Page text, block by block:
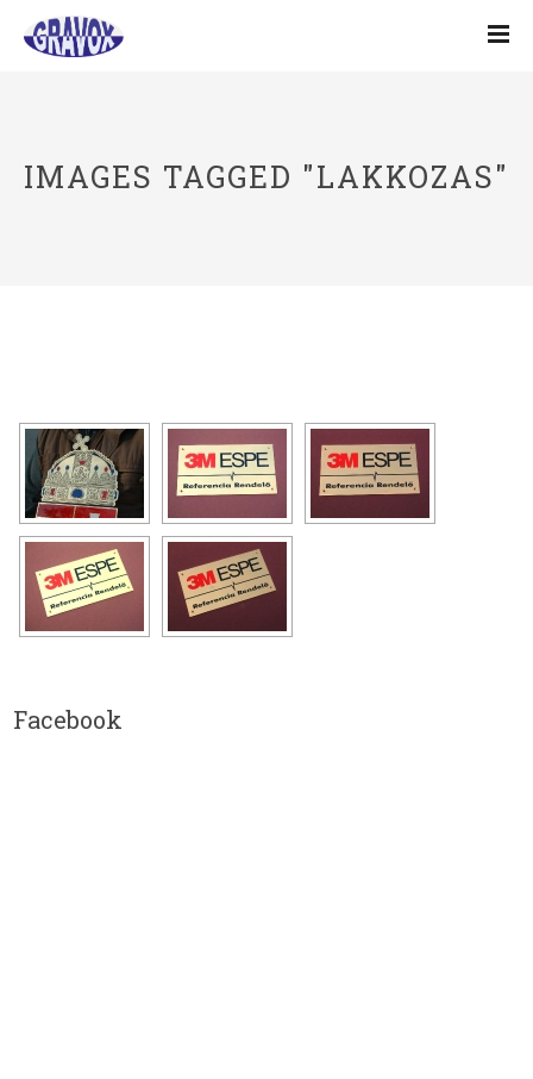
IMAGES TAGGED "LAKKOZAS"
Facebook